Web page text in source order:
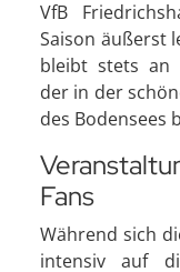
VfB
Saison äußerst
bleibt stets an
der in der
des Bodensees
Fans
Während sich
intensiv auf